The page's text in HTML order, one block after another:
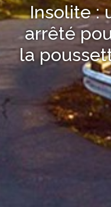
Insolite :
arrêté
la